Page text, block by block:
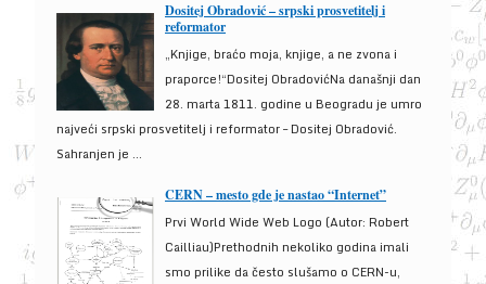
Dositej Obradović – srpski prosvetitelj i
reformator
„Knjige, braćo moja, knjige, a ne zvona i
praporce!“Dositej ObradovićNa današnji dan
28. marta 1811. godine u Beogradu je umro
najveći srpski prosvetitelj i reformator – Dositej Obradović.
Sahranjen je ...
CERN – mesto gde je nastao “Internet”
Prvi World Wide Web Logo (Autor: Robert
Cailliau)Prethodnih nekoliko godina imali
smo prilike da često slušamo o CERN-u,